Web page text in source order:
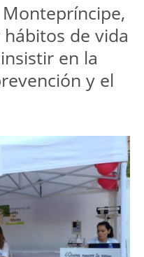
de vida
en la
y el